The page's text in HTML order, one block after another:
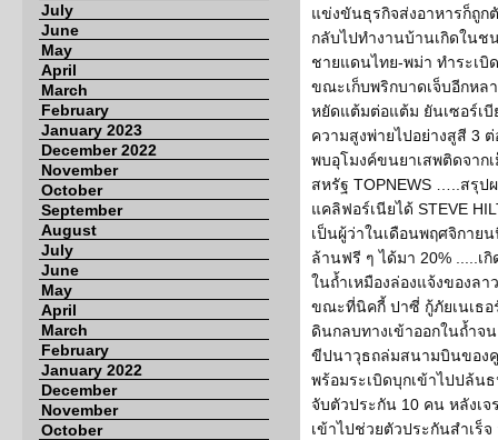
July
June
May
April
March
February
January 2023
December 2022
November
October
September
August
July
June
May
April
March
February
January 2022
December
November
October
แข่งขันธุรกิจส่งอาหารก็ถู
กลับไปทำงานบ้านเกิดใน
ชายแดนไทย-พม่า ทำระเบิ
ขณะเก็บพริกบาดเจ็บอีกหล
หยัดแต้มต่อแต้ม ยันเซอร์เ
ความสูงพ่ายไปอย่างสูสี 3
พบอุโมงค์ขนยาเสพติดจาก
สหรัฐ TOPNEWS …..สรุป
แคลิฟอร์เนียได้ STEVE
เป็นผู้ว่าในเดือนพฤศจิกาย
ล้านฟรี ๆ ได้มา 20% .....เ
ในถ้ำเหมืองล่องแจ้งของล
ขณะที่นิคกี้ ปาซี่ กู้ภัยเนเธ
ดินกลบทางเข้าออกในถ้ำจ
ขีปนาวุธถล่มสนามบินของคู
พร้อมระเบิดบุกเข้าไปปล้นธ
จับตัวประกัน 10 คน หลังเจ
เข้าไปช่วยตัวประกันสำเร็